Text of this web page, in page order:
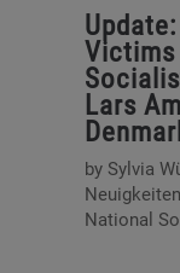
Victims
Lars
by Sylvia
Neuigkeiten
National